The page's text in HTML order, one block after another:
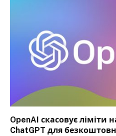
OpenAI скасовує ліміти
ChatGPT для